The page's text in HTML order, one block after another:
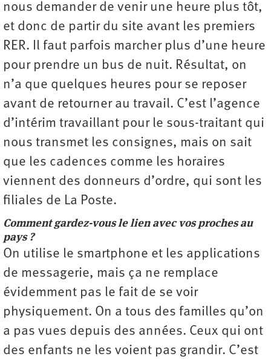
nous demander de venir une heure plus tôt,
et donc de partir du site avant les premiers
RER. Il faut parfois marcher plus d’une heure
pour prendre un bus de nuit. Résultat, on
n’a que quelques heures pour se reposer
avant de retourner au travail. C’est l’agence
d’intérim travaillant pour le sous-traitant qui
nous transmet les consignes, mais on sait
que les cadences comme les horaires
viennent des donneurs d’ordre, qui sont les
filiales de La Poste.
Comment gardez-vous le lien avec vos proches au
pays ?
On utilise le smartphone et les applications
de messagerie, mais ça ne remplace
évidemment pas le fait de se voir
physiquement. On a tous des familles qu’on
a pas vues depuis des années. Ceux qui ont
des enfants ne les voient pas grandir. C’est